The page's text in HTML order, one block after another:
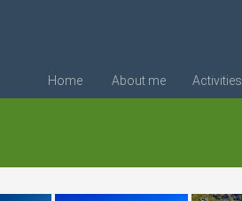
Home About me Activities